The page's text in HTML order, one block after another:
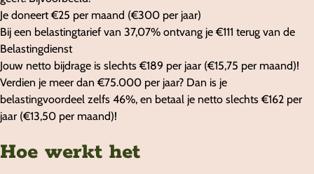
Je doneert €25 per maand (€300 per jaar)
Bij een belastingtarief van 37,07% ontvang je €111 terug van de
Belastingdienst
Jouw netto bijdrage is slechts €189 per jaar (€15,75 per maand)!
Verdien je meer dan €75.000 per jaar? Dan is je
belastingvoordeel zelfs 46%, en betaal je netto slechts €162 per
jaar (€13,50 per maand)!
Hoe werkt het